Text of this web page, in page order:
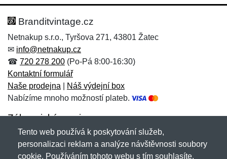
Hodnocení:
Jméno: *
Zpráva*
Jméno:
E-mail:*
Branditvintage.cz
Netnakup s.r.o., Tyršova 271, 43801 Žatec
✉ info@netnakup.cz
☎ 720 278 200 (Po-Pá 8:00-16:30)
Kontaktní formulář
Naše prodejna
Náš výdejní box
Nabízíme mnoho možností plateb.
Zákaznický servis
Novinky emailem
Tento web používá k poskytování služeb,
personalizaci reklam a analýze návštěvnosti soubory
cookie. Používáním tohoto webu s tím souhlasíte.